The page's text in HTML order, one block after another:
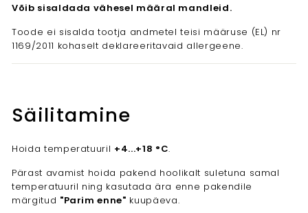
Võib sisaldada vähesel määral mandleid.
Toode ei sisalda tootja andmetel teisi määruse (EL) nr
1169/2011 kohaselt deklareeritavaid allergeene.
Säilitamine
Hoida temperatuuril +4...+18 °C.
Pärast avamist hoida pakend hoolikalt suletuna samal
temperatuuril ning kasutada ära enne pakendile
märgitud "Parim enne" kuupäeva.